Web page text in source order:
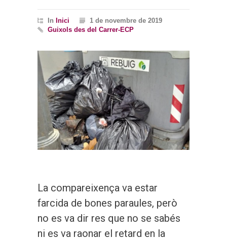
In Inici
1 de novembre de 2019
Guixols des del Carrer-ECP
La compareixença va estar
farcida de bones paraules, però
no es va dir res que no se sabés
ni es va raonar el retard en la